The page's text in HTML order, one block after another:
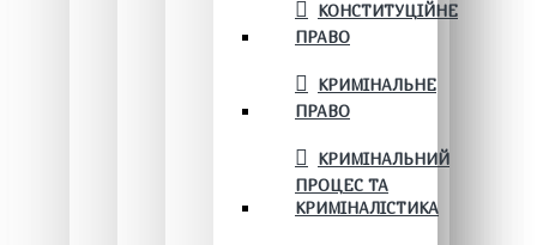
КОНСТИТУЦІЙНЕ
ПРАВО
КРИМІНАЛЬНЕ
ПРАВО
КРИМІНАЛЬНИЙ
ПРОЦЕС ТА
КРИМІНАЛІСТИКА